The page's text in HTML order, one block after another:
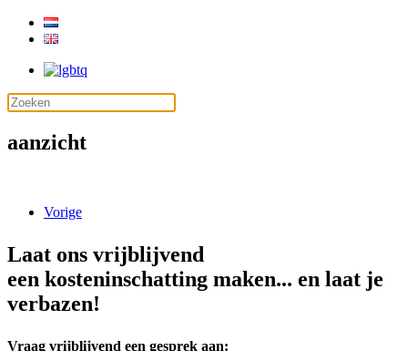
aanzicht
Vorige
Laat ons vrijblijvend
een kosteninschatting maken... en laat je
verbazen!
Vraag vrijblijvend een gesprek aan: